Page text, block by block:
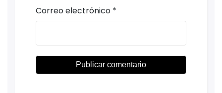
Correo electrónico *